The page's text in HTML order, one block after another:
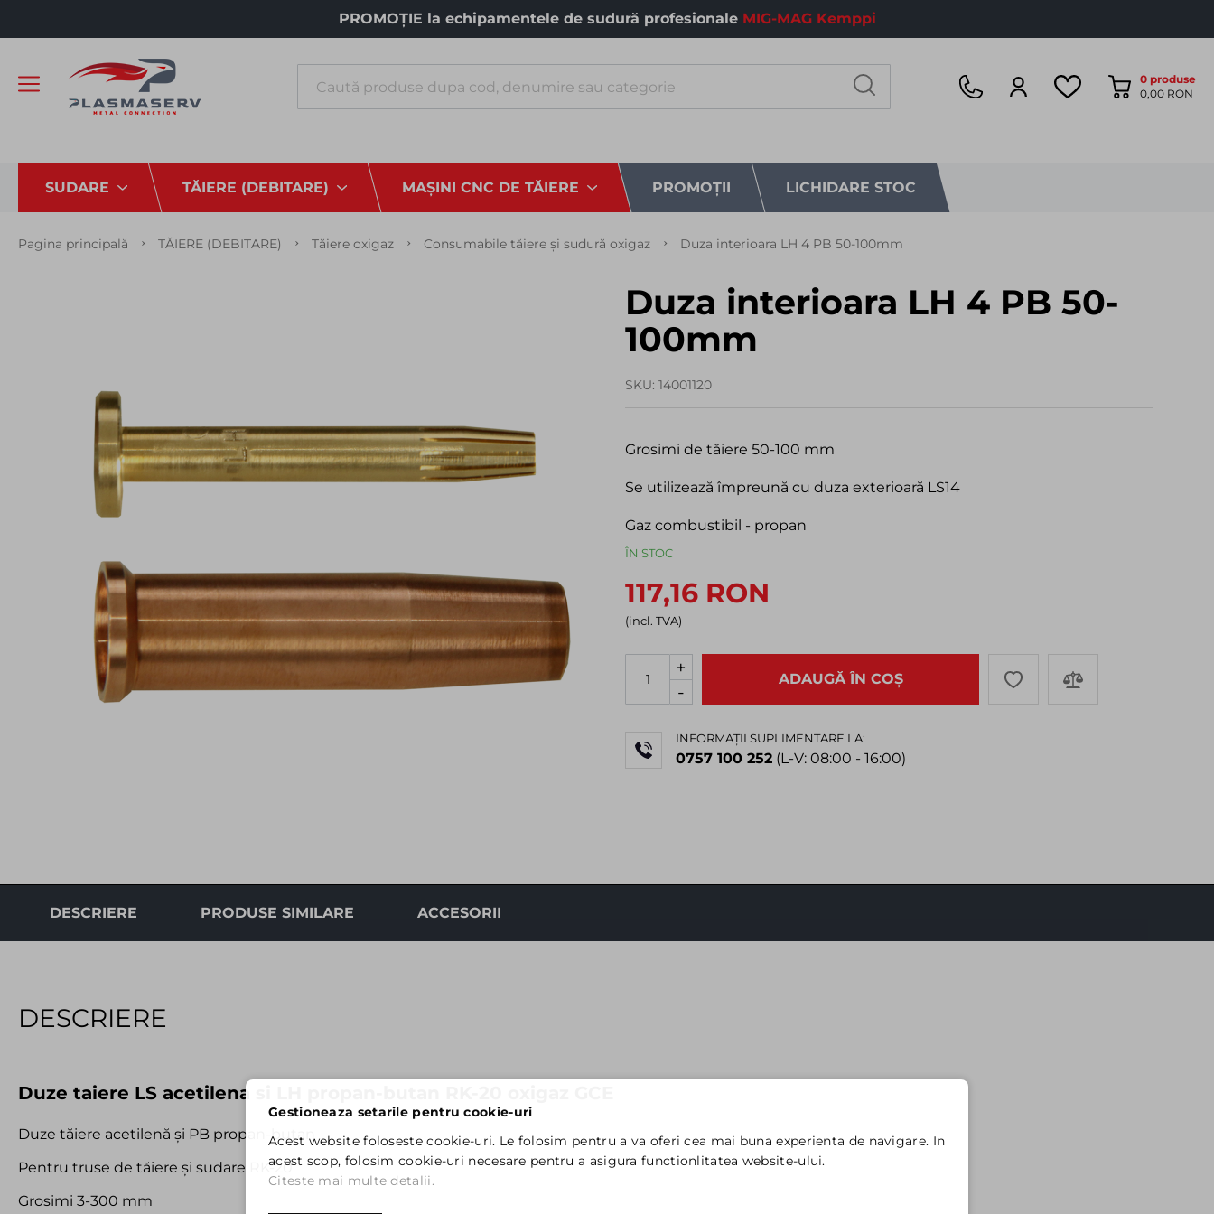
PROMOȚIE la echipamentele de sudură profesionale MIG-MAG Kemppi
0produse
0,00 RON
SUDARE TĂIERE (DEBITARE) MAȘINI CNC DE TĂIERE PROMOȚII LICHIDARE STOC
Pagina principală TĂIERE (DEBITARE) Tăiere oxigaz Consumabile tăiere și sudură oxigaz Duza interioara LH 4 PB 50-100mm
Duza interioara LH 4 PB 50-
100mm
SKU 14001120
Grosimi de tăiere 50-100 mm
Se utilizează împreună cu duza exterioară LS14
Gaz combustibil - propan
ÎN STOC
117,16 RON
(incl. TVA)
+
-
ADAUGĂ ÎN COȘ
INFORMAȚII SUPLIMENTARE LA:
0757 100 252 (L-V: 08:00 - 16:00)
DESCRIERE PRODUSE SIMILARE ACCESORII
DESCRIERE
Duze taiere LS acetilena si LH propan-butan RK-20 oxigaz GCE
Duze tăiere acetilenă și PB propan-butan
Pentru truse de tăiere și sudare RK-20
Grosimi 3-300 mm
Gestioneaza setarile pentru cookie-uri
Acest website foloseste cookie-uri. Le folosim pentru a va oferi cea mai buna experienta de navigare. In
acest scop, folosim cookie-uri necesare pentru a asigura functionlitatea website-ului.
Citeste mai multe detalii.